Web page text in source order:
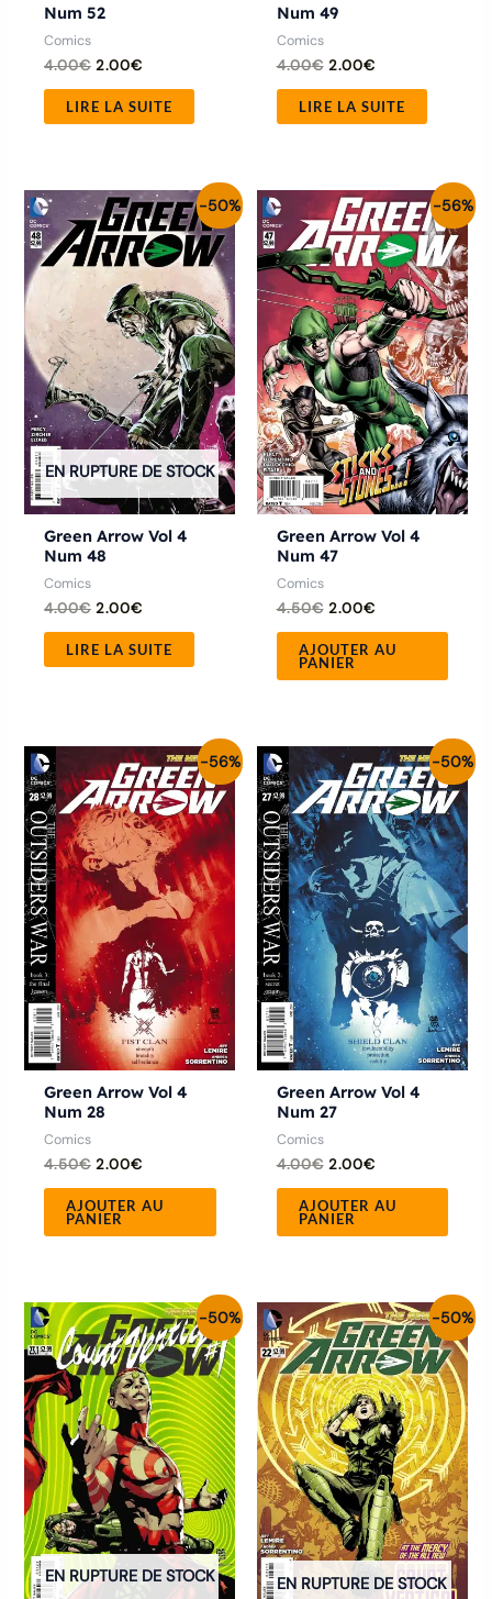
Num 52
Comics
4.00€ 2.00€
LIRE LA SUITE
Num 49
Comics
4.00€ 2.00€
LIRE LA SUITE
-50%
EN RUPTURE DE STOCK
Green Arrow Vol 4
Num 48
Comics
4.00€
Le
prix
initial
était :
4.00€.
2.00€
Le
prix
actuel
est :
2.00€.
LIRE LA SUITE
-56%
Green Arrow Vol 4
Num 47
Comics
4.50€
Le
prix
initial
était :
4.50€.
2.00€
Le
prix
actuel
est :
2.00€.
AJOUTER AU
PANIER
-56%
Green Arrow Vol 4
Num 28
Comics
4.50€
prix
initial
était :
4.50€.
2.00€
Le
prix
actuel
est :
2.00€.
AJOUTER AU
PANIER
-50%
Green Arrow Vol 4
Num 27
Comics
4.00€
Le
prix
initial
était :
4.00€.
2.00€
Le
prix
actuel
est :
2.00€.
AJOUTER AU
PANIER
-50%
EN RUPTURE DE STOCK
Le
prix
initial
était :
4.00€.
Le
prix
actuel
est :
2.00€.
-50%
EN RUPTURE DE STOCK
Le
prix
initial
était :
4.00€.
Le
prix
actuel
est :
2.00€.